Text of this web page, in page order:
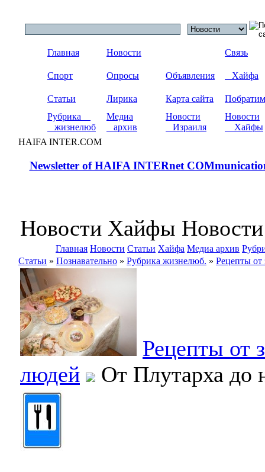
Главная Новости Связь
Спорт Опросы Объявления Хайфа
Статьи Лирика Карта сайта
Рубрика
жизнелюб
Медиа
архив
Новости
Израиля
Новости
Хайфы
HAIFA INTER.COM
Newsletter of HAIFA INTERnet
Новости Хайфы
Главная Новости Статьи Хайфа Медиа архив
Статьи » Познавательно » Рубрика жизнелюб. » Рецепты
Рецепты от
людей
От Плутарха до